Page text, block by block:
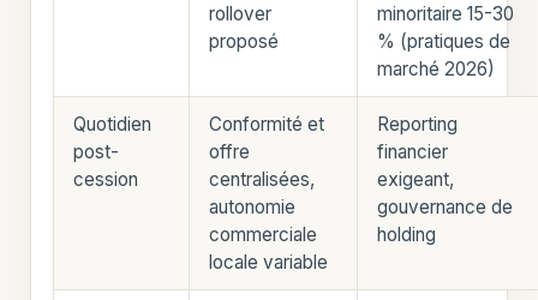
rollover
proposé
minoritaire 15-30
% (pratiques de
marché 2026)
Quotidien
post-
cession
Conformité et
offre
centralisées,
autonomie
commerciale
locale variable
Reporting
financier
exigeant,
gouvernance de
holding